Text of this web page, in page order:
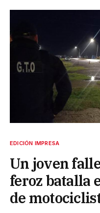
EDICIÓN IMPRESA
Un joven
feroz batalla
de